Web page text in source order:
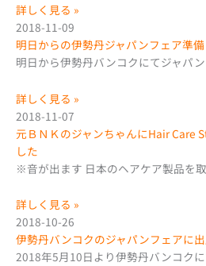
詳しく見る »
2018-11-09
明日からの伊勢丹ジャパンフェア準備
明日から伊勢丹バンコクにてジャパ
詳しく見る »
2018-11-07
元ＢＮＫのジャンちゃんにHair Care
した
※音が出ます 日本のヘアケア製品を
詳しく見る »
2018-10-26
伊勢丹バンコクのジャパンフェアに出
2018年5月10日より伊勢丹バンコク